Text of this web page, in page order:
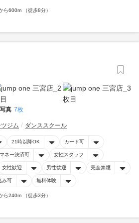
ら600m （徒歩8分）
写真 7枚
ジム ダンススクール
21時以降OK カード可
ネー決済可 女性スタッフ
女性歓迎 男性歓迎 完全禁煙
み可 無料体験
ら240m （徒歩3分）